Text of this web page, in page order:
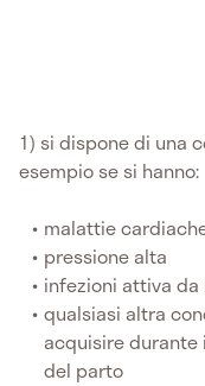
1) si dispone di una
esempio se si hanno:
malattie
pressione alta
infezioni attiva
qualsiasi altra
acquisire
del parto